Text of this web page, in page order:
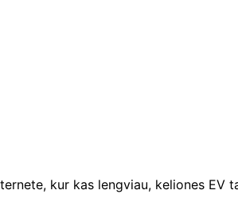
kur kas lengviau, keliones EV